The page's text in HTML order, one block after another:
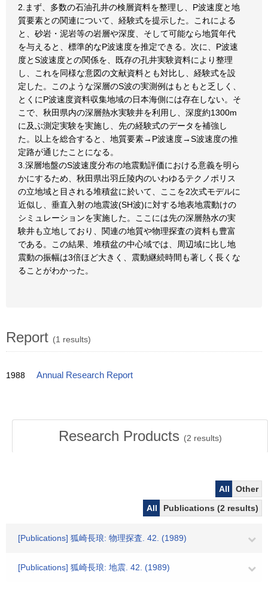
2.まず、多数の石油孔井の検層資料を整理し、P波速度と地
質要素との関連について、経験式を提示した。これによる
と、砂岩・泥岩等の岩層や深度、そして可能なら地質年代
を与えると、標準的なP波速度を推定できる。次に、P波速
度とS波速度との関係を、既存の孔井実験資料により整理
し、これを同様な意図の文献資料とも対比し、経験式を設
定した。このような深層のS波の実測例はもともと乏しく、
とくにP波速度資料収集地域の日本海側には存在しない。そ
こで、秋田県内の深層熱水実験井を利用し、深度約1300m
に及ぶ測定実験を実施し、先の経験式のデータを補強し
た。以上を総合すると、地質要素→P波速度→S波速度の推
定路が通じたことになる。
3.深層地盤のS波速度分布の地震動評価における意義を明ら
かにするため、秋田県出羽丘陵内のいわゆるテクノポリス
の立地域と目される堆積盆に於いて、ここを2次式モデルに
近似し、垂直入射の地震波(SH波)に対する地表地震動けの
シミュレーションを実施した。ここには先の深層熱水の実
験井も立地しており、関連の地質や物理探査の資料も豊富
である。この結果、堆積盆の中心域では、周辺域に比し地
震動の振幅は3倍ほど大きく、震動継続時間も著しく長くな
ることがわかった。
Report (1 results)
1988 Annual Research Report
Research Products (2 results)
All
Other
All
Publications (2 results)
[Publications] 狐崎長琅: 物理探査. 42. (1989)
[Publications] 狐崎長琅: 地震. 42. (1989)